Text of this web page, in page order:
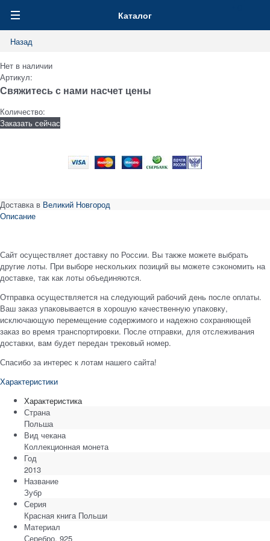
Каталог
Назад
Нет в наличии
Артикул:
Свяжитесь с нами насчет цены
Количество:
Заказать сейчас
Доставка в Великий Новгород
Описание
Сайт осуществляет доставку по России. Вы также можете выбрать
другие лоты. При выборе нескольких позиций вы можете сэкономить на
доставке, так как лоты объединяются.
Отправка осуществляется на следующий рабочий день после оплаты.
Ваш заказ упаковывается в хорошую качественную упаковку,
исключающую перемещение содержимого и надежно сохраняющей
заказ во время транспортировки. После отправки, для отслеживания
доставки, вам будет передан трековый номер.
Спасибо за интерес к лотам нашего сайта!
Характеристики
Характеристика
Страна
Польша
Вид чекана
Коллекционная монета
Год
2013
Название
Зубр
Серия
Красная книга Польши
Материал
Серебро, 925